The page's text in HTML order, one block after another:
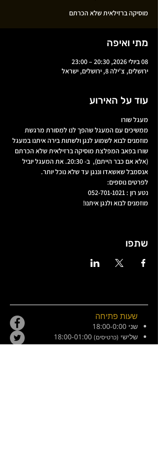
מוסיקה ברזילאית שלא הכרתם
מתי ואיפה
08 ביולי 2026, 20:30 – 23:00
ירושלים, צ'ילה 8, ירושלים, ישראל
עוד על האירוע
מעגל שורו
ממשיכים עם המעגל שהפך לנו למסורת מרגשת
מוזמנים לבוא לשמוע לנגן ולשתות בירה איתנו במעגל
שורו בפאב המפלצת מוסיקה ברזילאית שלא הכרתם
(אלא אם כבר הייתם),  ב- 20:30. את המעגל יוביל
אנסמבל שאשאדו וננגן עד שלא נוכל יותר.
לפרטים נוספים:
נטע רון : 052-701-1021
מוזמנים לבוא ולנגן איתנו!
שתפו
שעות פתיחה
שני 18:00-0:00
שלישי (כרטיסים)
רביעי 18:00-01:00